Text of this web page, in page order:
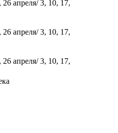
апреля/ 3, 10, 17,
апреля/ 3, 10, 17,
апреля/ 3, 10, 17,